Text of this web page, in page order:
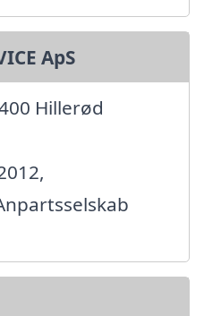
ApS
Hillerød